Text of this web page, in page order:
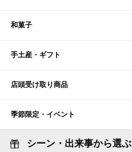
和菓子
手土産・ギフト
店頭受け取り商品
季節限定・イベント
シーン・出来事から選ぶ